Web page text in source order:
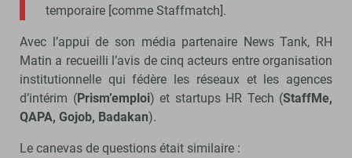
temporaire [comme Staffmatch].
Avec l’appui de son média partenaire News Tank, RH
Matin a recueilli l’avis de cinq acteurs entre organisation
institutionnelle qui fédère les réseaux et les agences
d’intérim (Prism’emploi) et startups HR Tech (StaffMe,
QAPA, Gojob, Badakan).
Le canevas de questions était similaire :